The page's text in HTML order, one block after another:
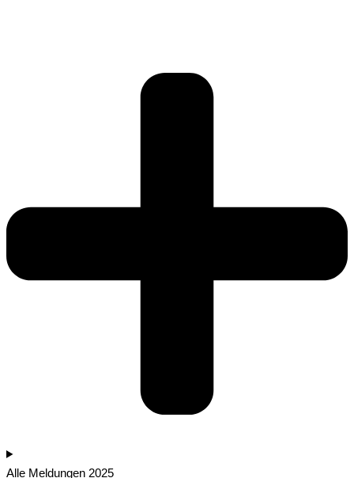
Alle Meldungen 2025